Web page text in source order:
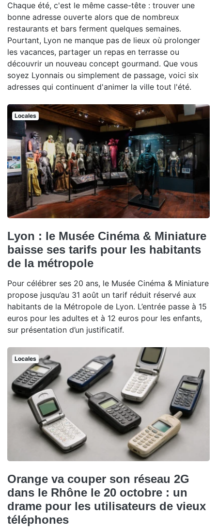
Chaque été, c'est le même casse-tête : trouver une
bonne adresse ouverte alors que de nombreux
restaurants et bars ferment quelques semaines.
Pourtant, Lyon ne manque pas de lieux où prolonger
les vacances, partager un repas en terrasse ou
découvrir un nouveau concept gourmand. Que vous
soyez Lyonnais ou simplement de passage, voici six
adresses qui continuent d'animer la ville tout l'été.
Locales
Lyon : le Musée Cinéma & Miniature
baisse ses tarifs pour les habitants
de la métropole
Pour célébrer ses 20 ans, le Musée Cinéma & Miniature
propose jusqu’au 31 août un tarif réduit réservé aux
habitants de la Métropole de Lyon. L’entrée passe à 15
euros pour les adultes et à 12 euros pour les enfants,
sur présentation d’un justificatif.
Locales
Orange va couper son réseau 2G
dans le Rhône le 20 octobre : un
drame pour les utilisateurs de vieux
téléphones